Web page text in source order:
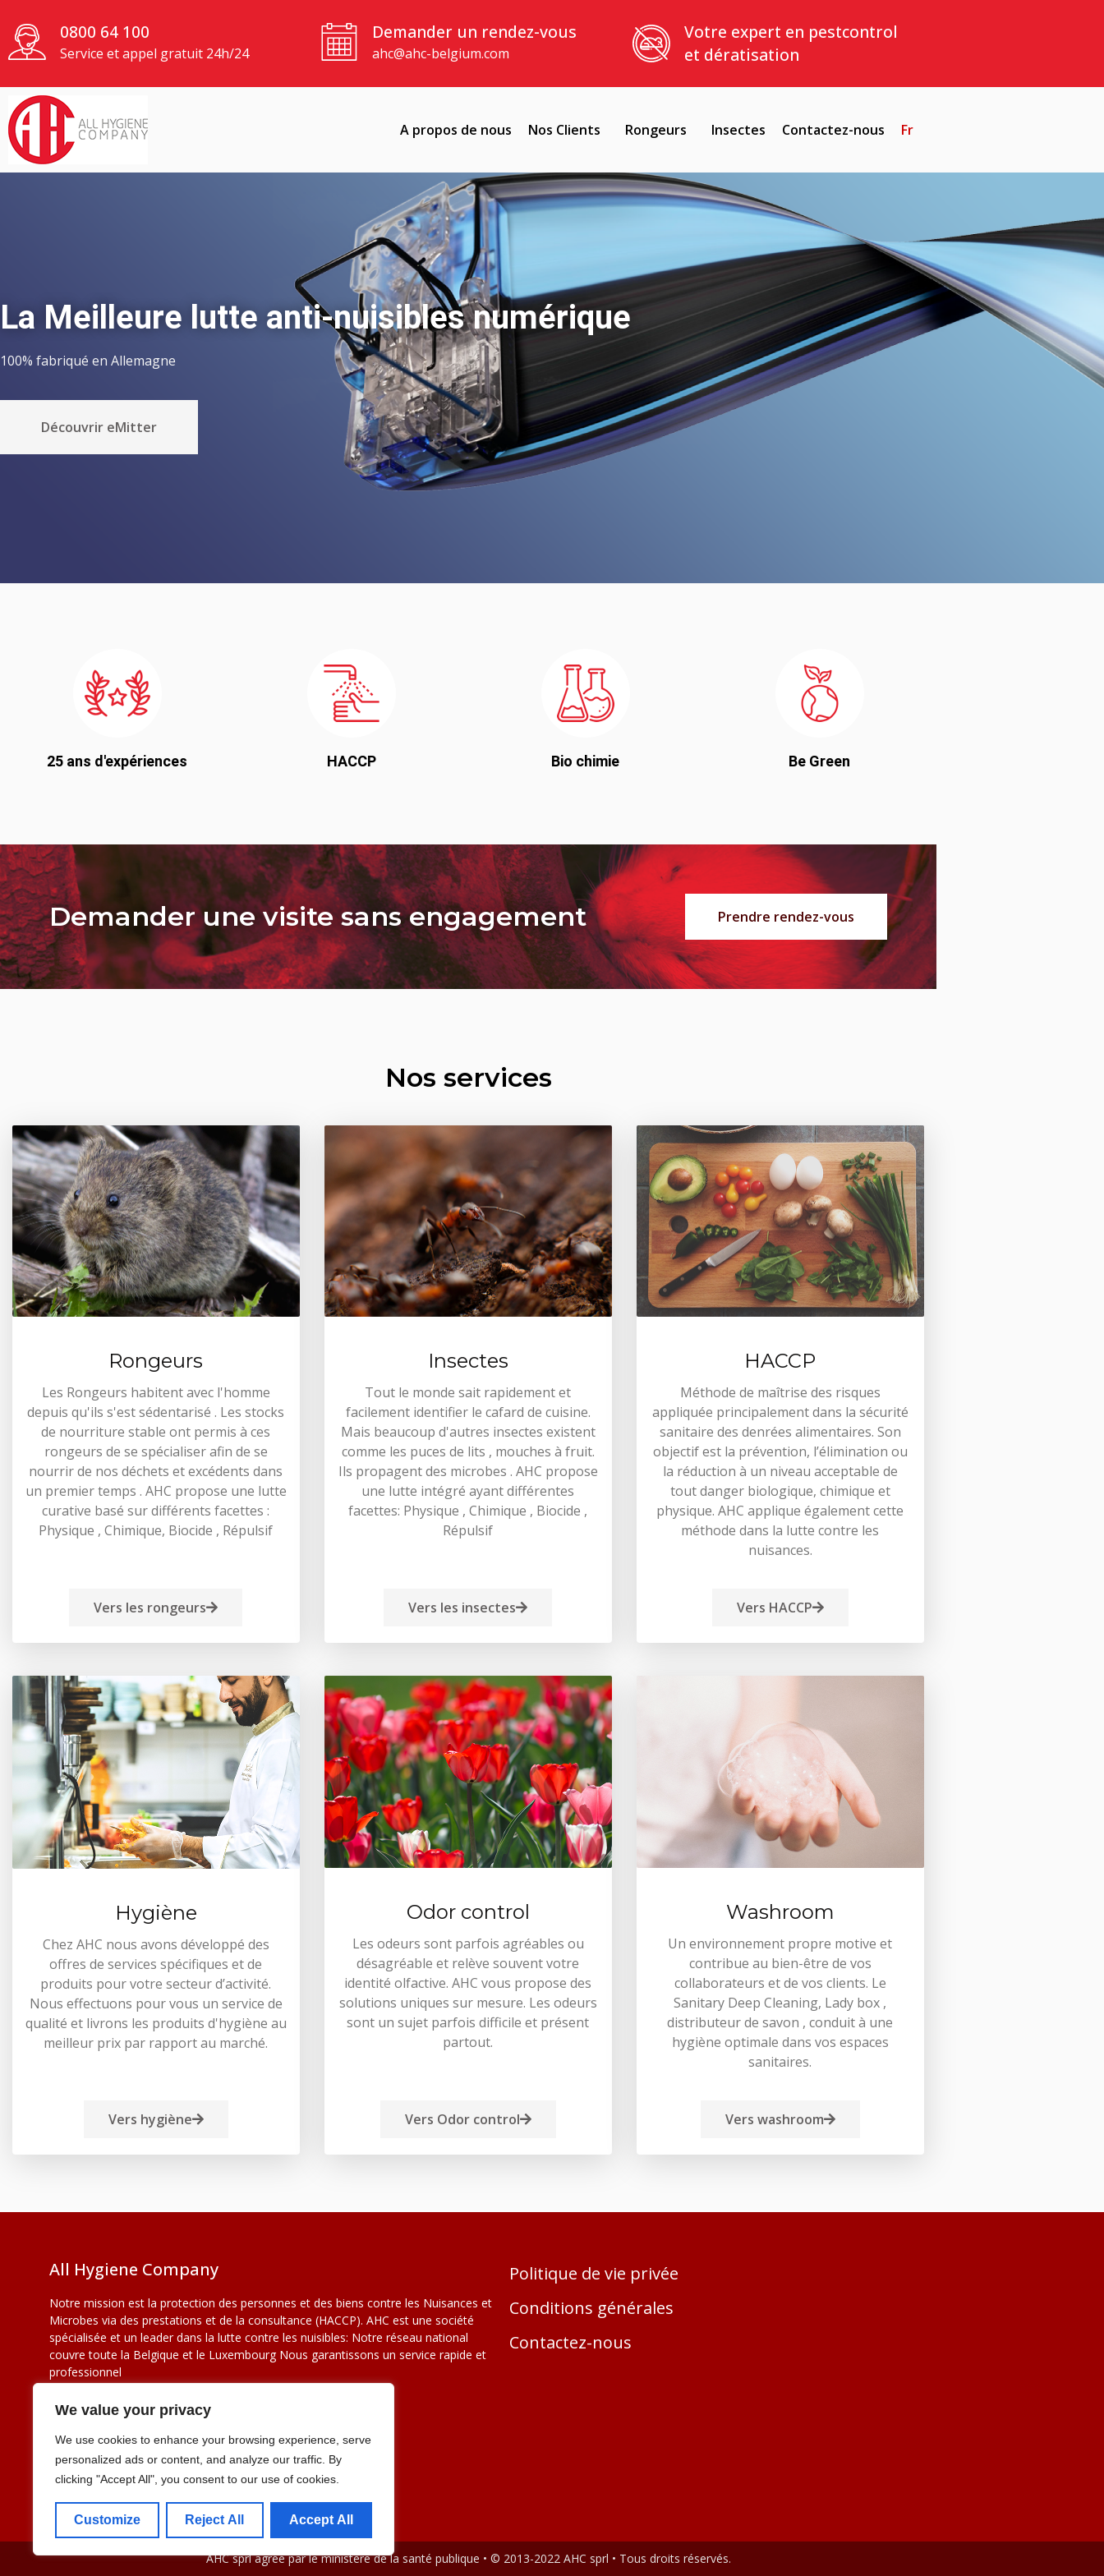
We value your privacy
We use cookies to enhance your browsing experience, serve
personalized ads or content, and analyze our traffic. By
clicking "Accept All", you consent to our use of cookies.
Customize Reject All Accept All
0800 64 100
Service et appel gratuit 24h/24
Demander un rendez-vous
ahc@ahc-belgium.com
Votre expert en pestcontrol
et dératisation
A propos de nous Nos Clients Rongeurs Insectes Contactez-nous Fr
La Meilleure lutte anti-nuisibles numérique
100% fabriqué en Allemagne
Découvrir eMitter
25 ans d'expériences HACCP Bio chimie Be Green
Demander une visite sans engagement Prendre rendez-vous
Nos services
Rongeurs
Les Rongeurs habitent avec l'homme
depuis qu'ils s'est sédentarisé . Les stocks
de nourriture stable ont permis à ces
rongeurs de se spécialiser afin de se
nourrir de nos déchets et excédents dans
un premier temps . AHC propose une lutte
curative basé sur différents facettes :
Physique , Chimique, Biocide , Répulsif
Vers les rongeurs
Insectes
Tout le monde sait rapidement et
facilement identifier le cafard de cuisine.
Mais beaucoup d'autres insectes existent
comme les puces de lits , mouches à fruit.
Ils propagent des microbes . AHC propose
une lutte intégré ayant différentes
facettes: Physique , Chimique , Biocide ,
Répulsif
Vers les insectes
HACCP
Méthode de maîtrise des risques
appliquée principalement dans la sécurité
sanitaire des denrées alimentaires. Son
objectif est la prévention, l’élimination ou
la réduction à un niveau acceptable de
tout danger biologique, chimique et
physique. AHC applique également cette
méthode dans la lutte contre les
nuisances.
Vers HACCP
Hygiène
Chez AHC nous avons développé des
offres de services spécifiques et de
produits pour votre secteur d’activité.
Nous effectuons pour vous un service de
qualité et livrons les produits d'hygiène au
meilleur prix par rapport au marché.
Vers hygiène
Odor control
Les odeurs sont parfois agréables ou
désagréable et relève souvent votre
identité olfactive. AHC vous propose des
solutions uniques sur mesure. Les odeurs
sont un sujet parfois difficile et présent
partout.
Vers Odor control
Washroom
Un environnement propre motive et
contribue au bien-être de vos
collaborateurs et de vos clients. Le
Sanitary Deep Cleaning, Lady box ,
distributeur de savon , conduit à une
hygiène optimale dans vos espaces
sanitaires.
Vers washroom
All Hygiene Company
Notre mission est la protection des personnes et des biens contre les Nuisances et
Microbes via des prestations et de la consultance (HACCP). AHC est une société
spécialisée et un leader dans la lutte contre les nuisibles: Notre réseau national
couvre toute la Belgique et le Luxembourg Nous garantissons un service rapide et
professionnel
Politique de vie privée
Conditions générales
Contactez-nous
AHC sprl agréé par le ministère de la santé publique • © 2013-2022 AHC sprl • Tous droits réservés.